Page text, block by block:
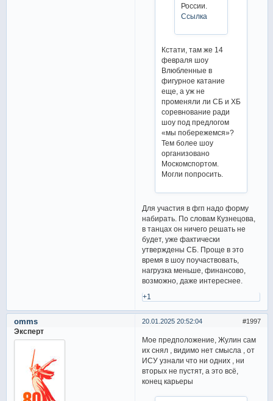
России.
Ссылка
Кстати, там же 14
февраля шоу
Влюбленные в
фигурное катание
еще, а уж не
променяли ли СБ и ХБ
соревнование ради
шоу под предлогом
«мы побережемся»?
Тем более шоу
организовано
Москомспортом.
Могли попросить.
Для участия в фгп надо форму
набирать. По словам Кузнецова,
в танцах он ничего решать не
будет, уже фактически
утверждены СБ. Проще в это
время в шоу поучаствовать,
нагрузка меньше, финансово,
возможно, даже интереснее.
+1
1997
20.01.2025 20:52:04
omms
Эксперт
Мое предположение, Жулин сам
их снял , видимо нет смысла , от
ИСУ узнали что ни одних , ни
вторых не пустят, а это всё,
конец карьеры